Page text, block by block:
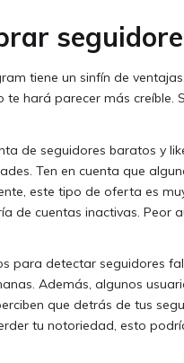
tiene un sinfín de
hará parecer más creíble.
de seguidores baratos y
Ten en cuenta que
este tipo de oferta es
de cuentas inactivas. Peor
para detectar seguidores
Además, algunos
que detrás de tus
tu notoriedad, esto